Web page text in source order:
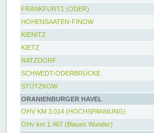
FRANKFURT1 (ODER)
HOHENSAATEN-FINOW
KIENITZ
KIETZ
RATZDORF
SCHWEDT-ODERBRÜCKE
STÜTZKOW
ORANIENBURGER HAVEL
OHV KM 3.014 (HOCHSPANNUNG)
OHv km 1.467 (Blaues Wunder)